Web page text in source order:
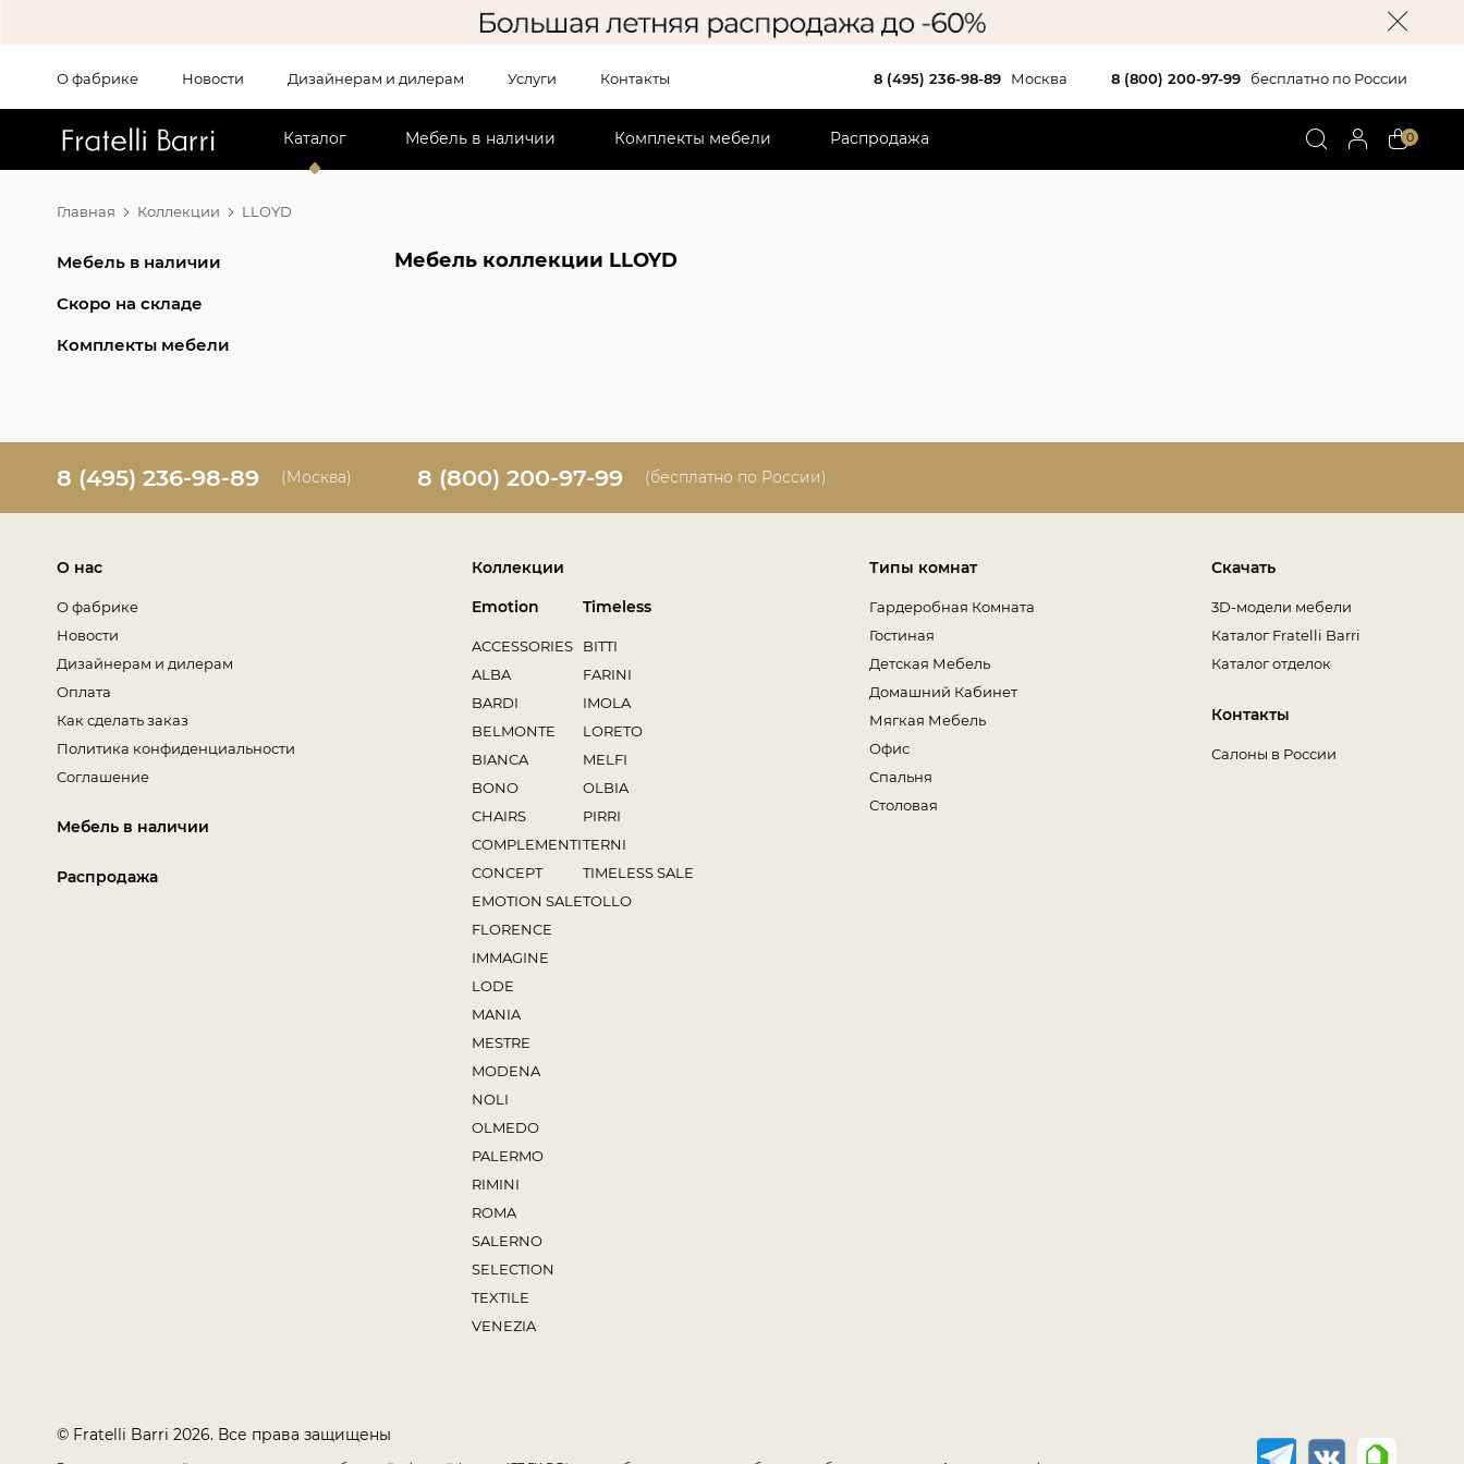
О фабрике Новости Дизайнерам и дилерам Услуги Контакты 8 (495) 236-98-89 Москва 8 (800) 200-97-99 бесплатно по России
Каталог Мебель в наличии Комплекты мебели Распродажа 0
Главная Коллекции LLOYD
Мебель в наличии
Скоро на складе
Комплекты мебели
Мебель коллекции LLOYD
8 (495) 236-98-89 (Москва) 8 (800) 200-97-99 (бесплатно по России)
О нас
О фабрике
Новости
Дизайнерам и дилерам
Оплата
Как сделать заказ
Политика конфиденциальности
Соглашение
Мебель в наличии
Распродажа
Коллекции
Emotion
ACCESSORIES
ALBA
BARDI
BELMONTE
BIANCA
BONO
CHAIRS
COMPLEMENTI
CONCEPT
EMOTION SALE
FLORENCE
IMMAGINE
LODE
MANIA
MESTRE
MODENA
NOLI
OLMEDO
PALERMO
RIMINI
ROMA
SALERNO
SELECTION
TEXTILE
VENEZIA
Timeless
BITTI
FARINI
IMOLA
LORETO
MELFI
OLBIA
PIRRI
TERNI
TIMELESS SALE
TOLLO
Типы комнат
Гардеробная Комната
Гостиная
Детская Мебель
Домашний Кабинет
Мягкая Мебель
Офис
Спальня
Столовая
Скачать
3D-модели мебели
Каталог Fratelli Barri
Каталог отделок
Контакты
Салоны в России
© Fratelli Barri 2026. Все права защищены